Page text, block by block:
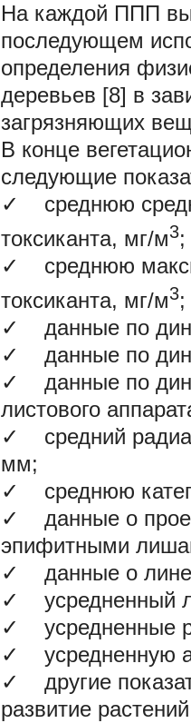
На каждой ППП
последующем
определения
деревьев [8] в
загрязняющих
В конце
следующие
✓
среднюю
токсиканта, мг/м3;
✓
среднюю
токсиканта, мг/м3;
✓
данные по
✓
данные по
✓
данные по
листового
✓
средний
мм;
✓
среднюю
✓
данные о
эпифитными
✓
данные о
✓
усредненный
✓
усредненные
✓
усредненную
✓
другие
развитие